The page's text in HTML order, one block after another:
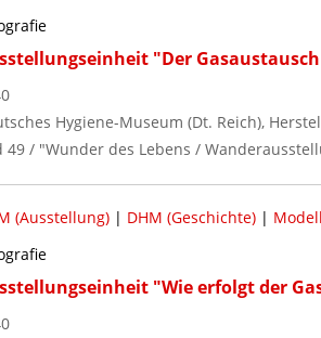
"Der
Hygiene-Museum (Dt. Reich),
49 / "Wunder des Lebens /
(Ausstellung)| DHM (Geschichte)|
"Wie erfolgt der